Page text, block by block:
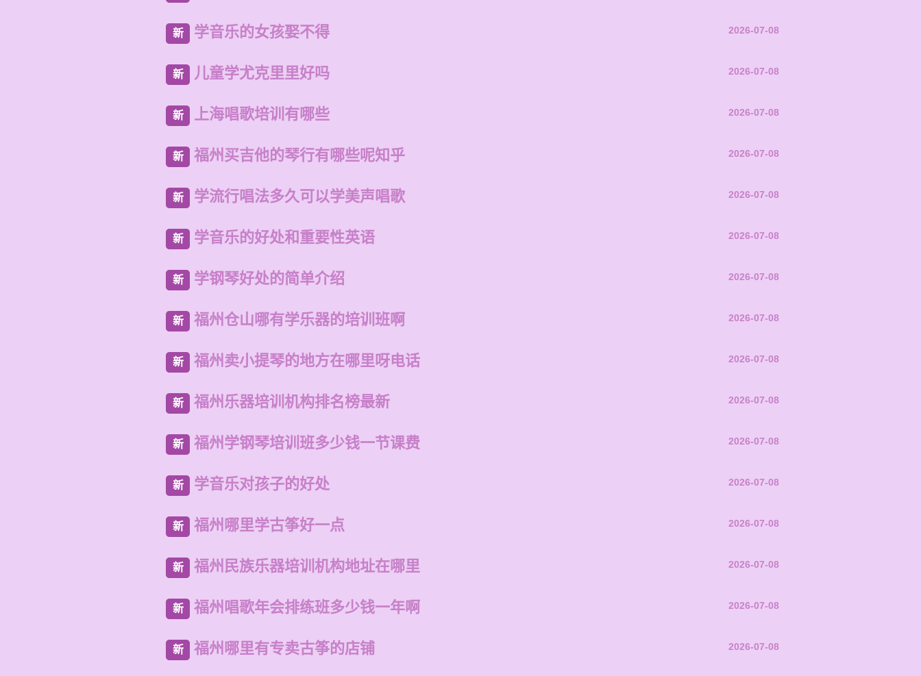
新 学音乐的女孩娶不得 2026-07-08
新 儿童学尤克里里好吗 2026-07-08
新 上海唱歌培训有哪些 2026-07-08
新 福州买吉他的琴行有哪些呢知乎 2026-07-08
新 学流行唱法多久可以学美声唱歌 2026-07-08
新 学音乐的好处和重要性英语 2026-07-08
新 学钢琴好处的简单介绍 2026-07-08
新 福州仓山哪有学乐器的培训班啊 2026-07-08
新 福州卖小提琴的地方在哪里呀电话 2026-07-08
新 福州乐器培训机构排名榜最新 2026-07-08
新 福州学钢琴培训班多少钱一节课费 2026-07-08
新 学音乐对孩子的好处 2026-07-08
新 福州哪里学古筝好一点 2026-07-08
新 福州民族乐器培训机构地址在哪里 2026-07-08
新 福州唱歌年会排练班多少钱一年啊 2026-07-08
新 福州哪里有专卖古筝的店铺 2026-07-08